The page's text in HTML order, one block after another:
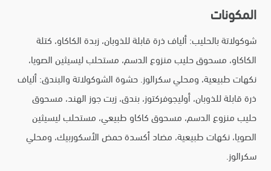
المكونات
شوكولاتة بالحليب: ألياف ذرة قابلة للذوبان، زبدة الكاكاو، كتلة
الكاكاو، مسحوق حليب منزوع الدسم، مستحلب ليسيثين الصويا،
نكهات طبيعية، ومحلي سكرالوز. حشوة الشوكولاتة والبندق: ألياف
ذرة قابلة للذوبان، أوليجوفركتوز، بندق، زيت جوز الهند، مسحوق
حليب منزوع الدسم، مسحوق كاكاو طبيعي، مستحلب ليسيثين
الصويا، نكهات طبيعية، مضاد أكسدة حمض الأسكوربيك، ومحلي
سكرالوز.